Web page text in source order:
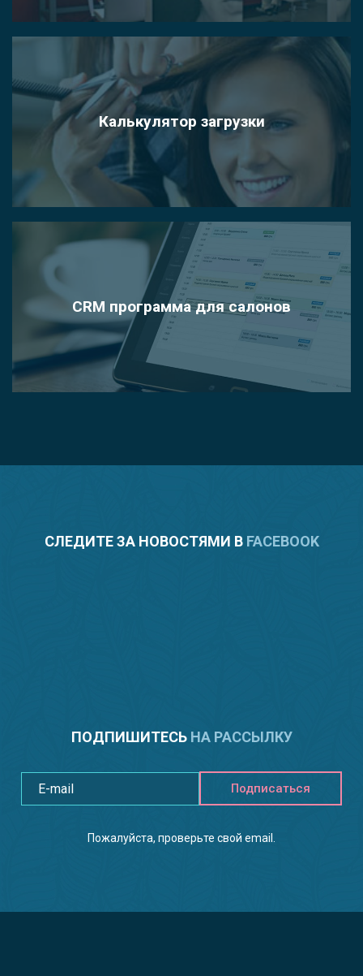
Калькулятор загрузки
CRM программа для салонов
СЛЕДИТЕ ЗА НОВОСТЯМИ В FACEBOOK
ПОДПИШИТЕСЬ НА РАССЫЛКУ
Подписаться
Пожалуйста, проверьте свой email.